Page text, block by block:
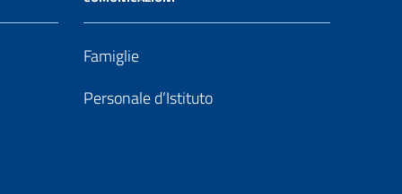
Famiglie
Personale d’Istituto